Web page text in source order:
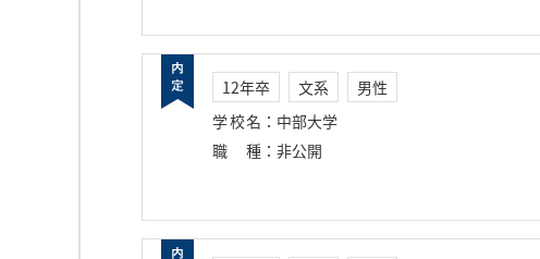
12年卒 文系
男性
学校名 ： 中部大学
職種 ： 非公開